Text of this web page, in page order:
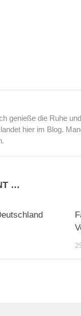
genieße die Ruhe
hier im Blog.
…